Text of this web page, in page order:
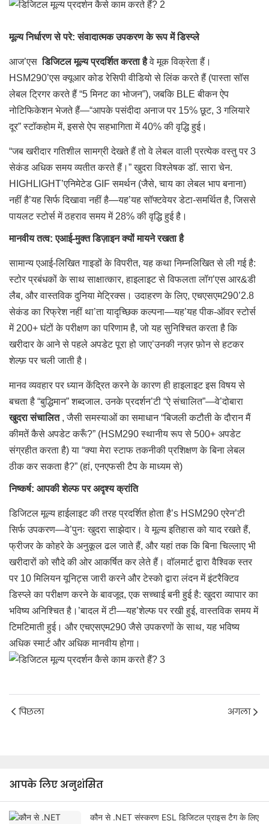
मूल्य निर्धारण से परे: संवादात्मक उपकरण के रूप में डिस्प्ले
आज’एस डिजिटल मूल्य प्रदर्शित करता हैवे मूक विक्रेता हैं।
HSM290’एस क्यूआर कोड रेसिपी वीडियो से लिंक करते हैं (पास्ता सॉस
लेबल ट्रिगर करते हैं “5 मिनट का भोजन”), जबकि BLE बीकन ऐप
नोटिफिकेशन भेजते हैं—“आपके पसंदीदा अनाज पर 15% छूट, 3 गलियारे
दूर” स्टॉकहोम में, इससे ऐप सहभागिता में 40% की वृद्धि हुई।
“जब खरीदार गतिशील सामग्री देखते हैं तो वे लेबल वाली प्रत्येक वस्तु पर 3
सेकंड अधिक समय व्यतीत करते हैं।” खुदरा विश्लेषक डॉ. सारा चेन.
HIGHLIGHT’एनिमेटेड GIF समर्थन (जैसे, चाय का लेबल भाप बनाना)
नहीं है’यह सिर्फ दिखावा नहीं है—यह’यह सॉफ्टवेयर डेटा-समर्थित है, जिससे
पायलट स्टोर्स में ठहराव समय में 28% की वृद्धि हुई है।
मानवीय तत्व: एआई-मुक्त डिज़ाइन क्यों मायने रखता है
सामान्य एआई-लिखित गाइडों के विपरीत, यह कथा निम्नलिखित से ली गई है:
स्टोर प्रबंधकों के साथ साक्षात्कार, हाइलाइट से विफलता लॉग’एस आर&डी
लैब, और वास्तविक दुनिया मेट्रिक्स। उदाहरण के लिए, एचएसएम290’2.8
सेकंड का रिफ्रेश नहीं था’ता यादृच्छिक कल्पना—यह’यह पीक-ऑवर स्टोर्स
में 200+ घंटों के परीक्षण का परिणाम है, जो यह सुनिश्चित करता है कि
खरीदार के आने से पहले अपडेट पूरा हो जाए’उनकी नज़र फ़ोन से हटकर
शेल्फ़ पर चली जाती है।
मानव व्यवहार पर ध्यान केंद्रित करने के कारण ही हाइलाइट इस विषय से
बचता है “बुद्धिमान” शब्दजाल. उनके प्रदर्शन’टी “ऐ संचालित”—वे’दोबारा
खुदरा संचालित , जैसी समस्याओं का समाधान “बिजली कटौती के दौरान मैं
कीमतें कैसे अपडेट करूँ?” (HSM290 स्थानीय रूप से 500+ अपडेट
संग्रहीत करता है) या “क्या मेरा स्टाफ तकनीकी प्रशिक्षण के बिना लेबल
ठीक कर सकता है?” (हां, एनएफसी टैप के माध्यम से)
निष्कर्ष: आपकी शेल्फ पर अदृश्य क्रांति
डिजिटल मूल्य हाईलाइट की तरह प्रदर्शित होता है’s HSM290 एरेन’टी
सिर्फ उपकरण—वे’पुनः खुदरा साझेदार। वे मूल्य इतिहास को याद रखते हैं,
फ्रीजर के कोहरे के अनुकूल ढल जाते हैं, और यहां तक ​​कि बिना चिल्लाए भी
खरीदारों को सौदे की ओर आकर्षित कर लेते हैं। वॉलमार्ट द्वारा वैश्विक स्तर
पर 10 मिलियन यूनिट्स जारी करने और टेस्को द्वारा लंदन में इंटरैक्टिव
डिस्प्ले का परीक्षण करने के बावजूद, एक सच्चाई बनी हुई है: खुदरा व्यापार का
भविष्य अनिश्चित है।’बादल में टी—यह’शेल्फ पर रखी हुई, वास्तविक समय में
टिमटिमाती हुई। और एचएसएम290 जैसे उपकरणों के साथ, यह भविष्य
अधिक स्मार्ट और अधिक मानवीय होगा।
पिछला अगला
आपके लिए अनुशंसित
कौन से .NET संस्करण ESL डिजिटल प्राइस टैग के लिए